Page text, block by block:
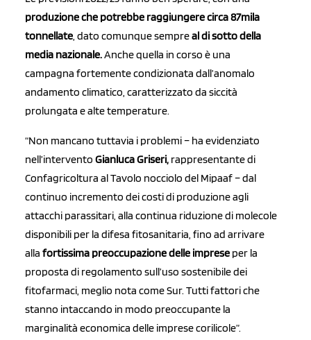
produzione che potrebbe raggiungere circa 87mila
tonnellate, dato comunque sempreal di sotto della
media nazionale.Anche quella in corso è una
campagna fortemente condizionata dall’anomalo
andamento climatico, caratterizzato da siccità
prolungata e alte temperature.
“Non mancano tuttavia i problemi – ha evidenziato
nell’intervento Gianluca Griseri, rappresentante di
Confagricoltura al Tavolo nocciolo del Mipaaf – dal
continuo incremento dei costi di produzione agli
attacchi parassitari, alla continua riduzione di molecole
disponibili per la difesa fitosanitaria, fino ad arrivare
alla fortissima preoccupazione delle imprese per la
proposta di regolamento sull’uso sostenibile dei
fitofarmaci, meglio nota come Sur. Tutti fattori che
stanno intaccando in modo preoccupante la
marginalità economica delle imprese corilicole”.